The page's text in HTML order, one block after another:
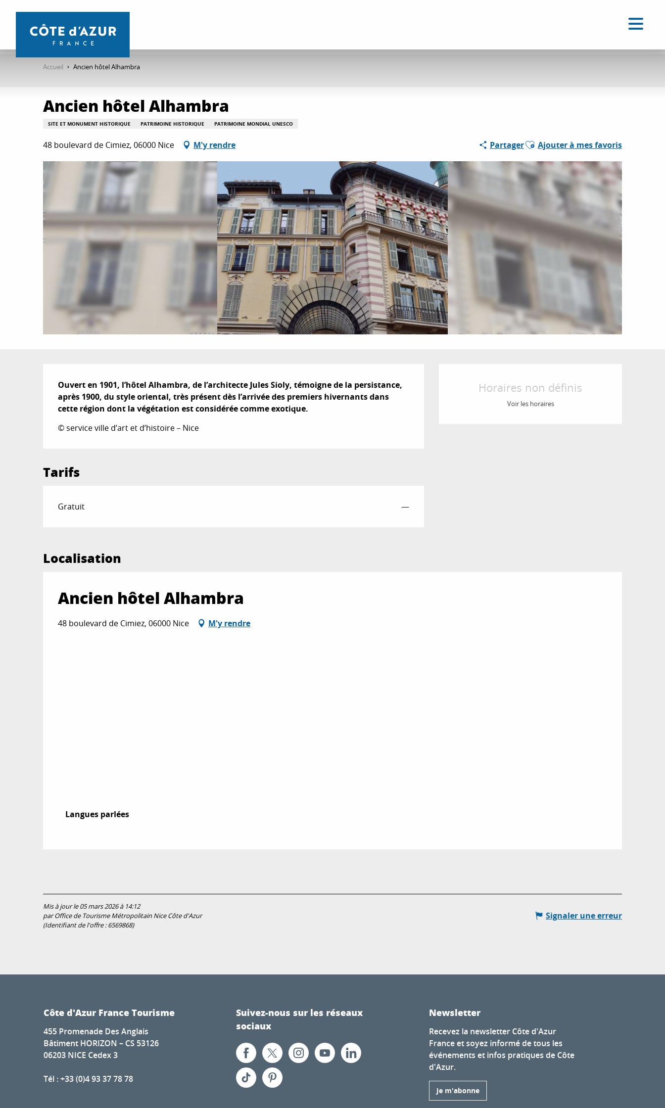
contenu
Accueil Ancien hôtel Alhambra
Ancien hôtel Alhambra
SITE ET MONUMENT HISTORIQUE PATRIMOINE HISTORIQUE PATRIMOINE MONDIAL UNESCO
48 boulevard de Cimiez, 06000 Nice M'y rendre PartagerAjouter aux favoris
Ajouter à mes favoris
Ouverture et
Horaires non définis
Voir les horaires
Description
Ouvert en 1901, l’hôtel Alhambra, de l’architecte Jules Sioly, témoigne de la persistance,
après 1900, du style oriental, très présent dès l’arrivée des premiers hivernants dans
cette région dont la végétation est considérée comme exotique.
© service ville d’art et d’histoire – Nice
Tarifs
Gratuit —
Localisation
Ancien hôtel Alhambra
48 boulevard de Cimiez, 06000 Nice M'y rendre
Langues parlées
Langues parlées
Mis à jour le 05 mars 2026 à 14:12
par Office de Tourisme Métropolitain Nice Côte d'Azur
(Identifiant de l'offre :6569868)
Signaler une erreur
Côte d'Azur France Tourisme
455 Promenade Des Anglais
Bâtiment HORIZON – CS 53126
06203 NICE Cedex 3
Tél : +33 (0)4 93 37 78 78
Suivez-nous sur les réseaux
sociaux
Newsletter
Recevez la newsletter Côte d'Azur
France et soyez informé de tous les
événements et infos pratiques de Côte
d'Azur.
Je m'abonne